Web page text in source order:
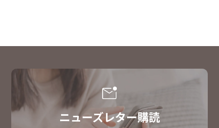
ニューズレター購読